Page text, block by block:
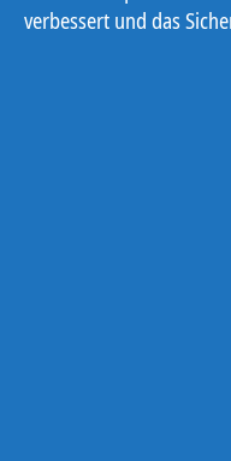
verbessert und das